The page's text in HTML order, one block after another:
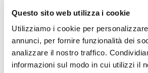
Questo sito web utilizza i cookie
Utilizziamo i cookie per
annunci, per fornire funzionalità dei
analizzare il nostro traffico.
informazioni sul modo in cui utilizzi il
saldature più consistenti o piccole fusioni.
Ideale per gli odontotecnici.
ATTENZIONE : Raccomandiamo ai nostri
regolarmente la manutenzione ordinaria